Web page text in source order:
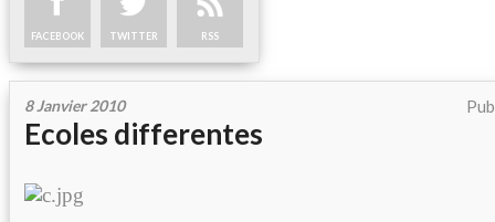
FACEBOOK TWITTER RSS
8 Janvier 2010
Ecoles differentes